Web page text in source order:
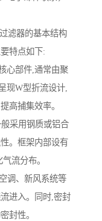
滤器的基本结构
特点如下:
心部件,通常由聚
现W型折流设计,
高捕集效率。
采用钢质或铝合
。框架内部设有
流分布。
调、新风系统等
进入。同时,密封
封性。